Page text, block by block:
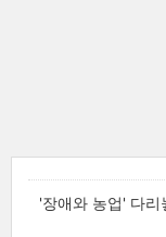
'장애와 농업' 다